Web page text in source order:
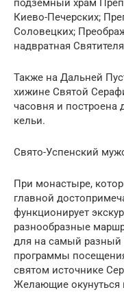
подземный храм
Киево-Печерских;
Cоловецких;
надвратная
Также на Дальней
хижине Cвятой
часовня и построена
кельи.
Свято-Успенский
При монастыре,
главной
функционирует
разнообразные
для на самый разный
программы
святом источнике
Желающие окунуться